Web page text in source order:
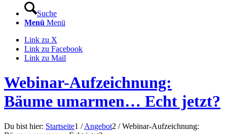
Suche
Menü Menü
Link zu X
Link zu Facebook
Link zu Mail
Webinar-Aufzeichnung:
Bäume umarmen… Echt jetzt?
Du bist hier: Startseite1 / Angebot2 / Webinar-Aufzeichnung: